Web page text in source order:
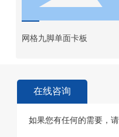
网格九脚单面卡板
在线咨询
如果您有任何的需要，